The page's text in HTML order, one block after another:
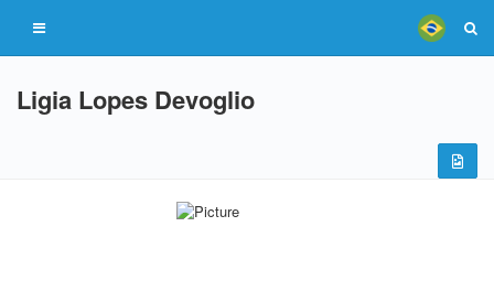
Ligia Lopes Devoglio